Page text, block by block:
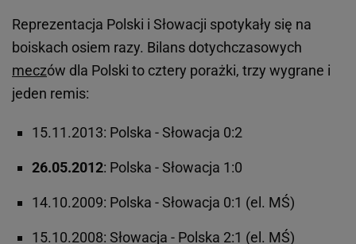
Reprezentacja Polski i Słowacji spotykały się na
boiskach osiem razy. Bilans dotychczasowych
meczów dla Polski to cztery porażki, trzy wygrane i
jeden remis:
15.11.2013: Polska - Słowacja 0:2
26.05.2012: Polska - Słowacja 1:0
14.10.2009: Polska - Słowacja 0:1 (el. MŚ)
15.10.2008: Słowacja - Polska 2:1 (el. MŚ)